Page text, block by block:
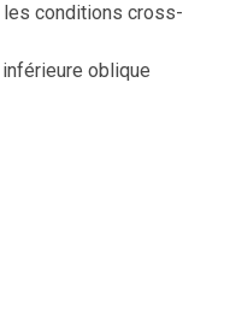
conditions cross-
oblique